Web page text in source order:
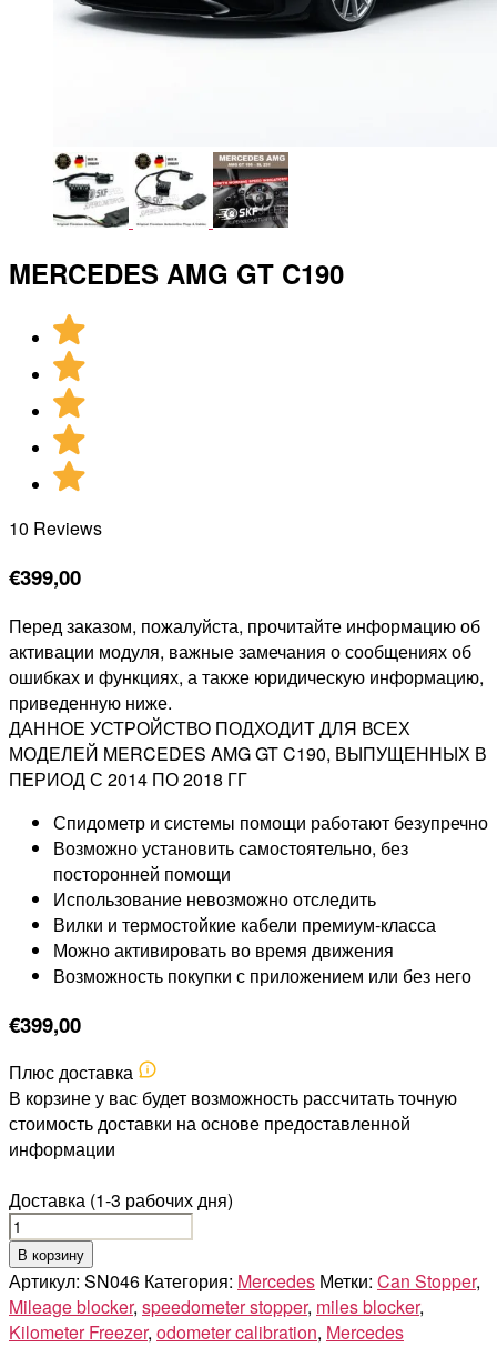
MERCEDES AMG GT C190
10 Reviews
€399,00
Перед заказом, пожалуйста, прочитайте информацию об
активации модуля, важные замечания о сообщениях об
ошибках и функциях, а также юридическую информацию,
приведенную ниже.
ДАННОЕ УСТРОЙСТВО ПОДХОДИТ ДЛЯ ВСЕХ
МОДЕЛЕЙ MERCEDES AMG GT C190, ВЫПУЩЕННЫХ В
ПЕРИОД С 2014 ПО 2018 ГГ
Спидометр и системы помощи работают безупречно
Возможно установить самостоятельно, без
посторонней помощи
Использование невозможно отследить
Вилки и термостойкие кабели премиум-класса
Можно активировать во время движения
Возможность покупки с приложением или без него
€399,00
Плюс доставка
В корзине у вас будет возможность рассчитать точную
стоимость доставки на основе предоставленной
информации
Доставка (1-3 рабочих дня)
Количество
товара
MERCEDES
AMG
GT
В корзину
Артикул: SN046 Категория: Mercedes Метки: Can Stopper,
Mileage blocker, speedometer stopper, miles blocker,
Kilometer Freezer, odometer calibration, Mercedes